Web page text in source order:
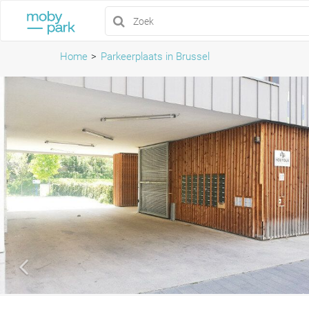
Home Parkeerplaats in Brussel